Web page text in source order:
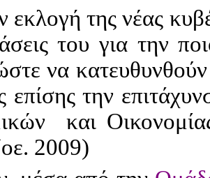
εκλογή της νέας
του για την
να κατευθυνθούν
επίσης την
και
2009)